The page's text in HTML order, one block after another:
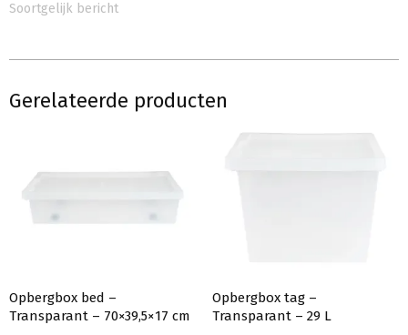
Soortgelijk bericht
Gerelateerde producten
Opbergbox bed –
Transparant – 70×39,5×17 cm
Opbergbox tag –
Transparant – 29 L